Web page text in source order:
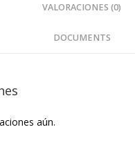
VALORACIONES (0)
DOCUMENTS
aún.